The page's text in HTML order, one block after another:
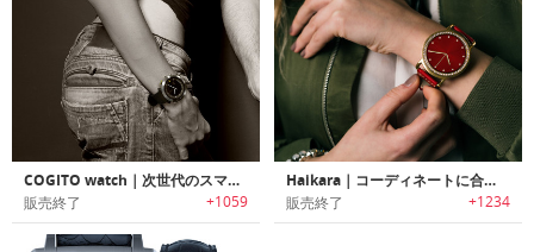
COGITO watch｜次世代のスマートウォッチ
販売終了 +1059
Haikara｜コーディネートに合わせてウォッチフェイス変更可能なファッショナブルスマートウォッチ「ハイカラ」
販売終了 +1234